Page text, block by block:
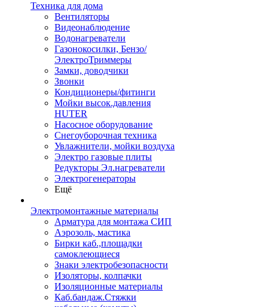
Техника для дома
Вентиляторы
Видеонаблюдение
Водонагреватели
Газонокосилки, Бензо/
ЭлектроТриммеры
Замки, доводчики
Звонки
Кондиционеры/фитинги
Мойки высок.давления
HUTER
Насосное оборудование
Снегоуборочная техника
Увлажнители, мойки воздуха
Электро газовые плиты
Редукторы Эл.нагреватели
Электрогенераторы
Ещё
Электромонтажные материалы
Арматура для монтажа СИП
Аэрозоль, мастика
Бирки каб.,площадки
самоклеющиеся
Знаки электробезопасности
Изоляторы, колпачки
Изоляционные материалы
Каб.бандаж.Стяжки